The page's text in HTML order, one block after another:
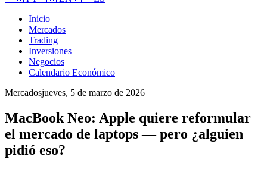
Inicio
Mercados
Trading
Inversiones
Negocios
Calendario Económico
Mercadosjueves, 5 de marzo de 2026
MacBook Neo: Apple quiere reformular
el mercado de laptops — pero ¿alguien
pidió eso?